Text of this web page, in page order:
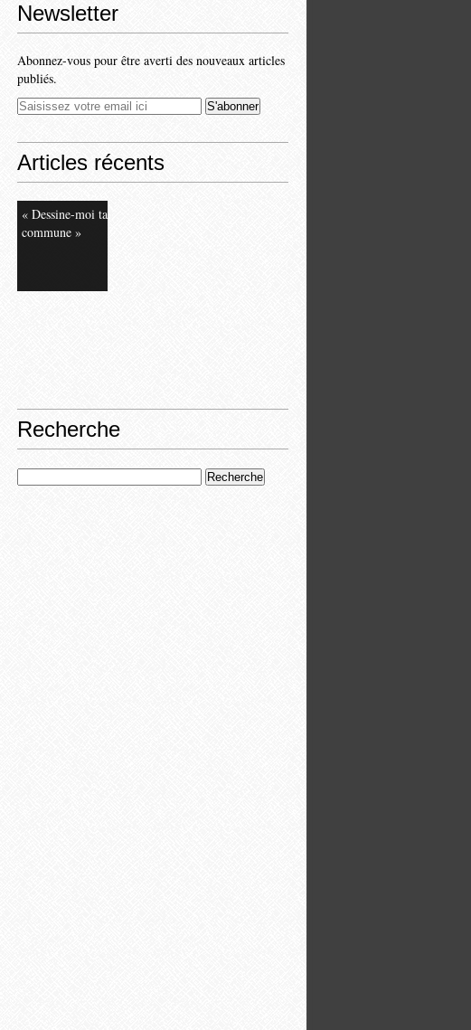
Newsletter
Abonnez-vous pour être averti des nouveaux articles
publiés.
Articles récents
« Dessine-moi ta
commune »
Recherche